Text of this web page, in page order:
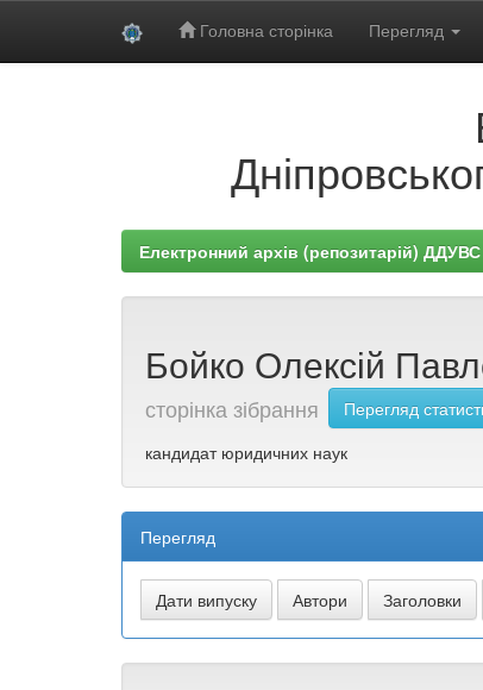
Головна сторінка Перегляд
Електронний архів (репозитарій) ДДУВС
Бойко Олексій
сторінка зібрання
Перегляд
кандидат юридичних наук
Перегляд